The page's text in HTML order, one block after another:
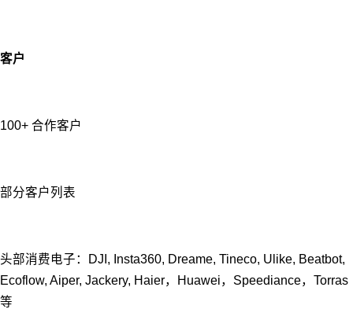
客户
100+ 合作客户
部分客户列表
头部消费电⼦：DJI, Insta360, Dreame, Tineco, Ulike, Beatbot,
Ecoflow, Aiper, Jackery, Haier，Huawei，Speediance，Torras
等